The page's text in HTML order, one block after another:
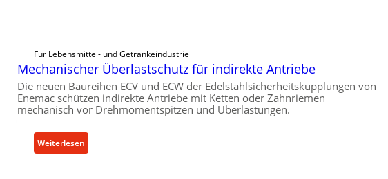
Für Lebensmittel- und Getränkeindustrie
Mechanischer Überlastschutz für indirekte Antriebe
Die neuen Baureihen ECV und ECW der Edelstahlsicherheitskupplungen von
Enemac schützen indirekte Antriebe mit Ketten oder Zahnriemen
mechanisch vor Drehmomentspitzen und Überlastungen.
Weiterlesen:
M